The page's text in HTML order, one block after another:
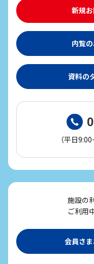
新規
内覧
資料の
（平日
施設の
ご利用
会員さ